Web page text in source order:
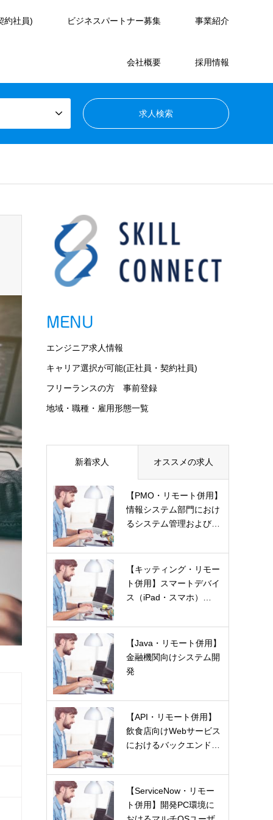
約社員) ビジネスパートナー募集 事業紹介
会社概要 採用情報
MENU
エンジニア求人情報
キャリア選択が可能(正社員・契約社員)
フリーランスの方 事前登録
地域・職種・雇用形態一覧
新着求人 オススメの求人
【PMO・リモート併用】
情報システム部門におけ
るシステム管理および…
【キッティング・リモー
ト併用】スマートデバイ
ス（iPad・スマホ）…
【Java・リモート併用】
金融機関向けシステム開
発
【API・リモート併用】
飲食店向けWebサービス
におけるバックエンド…
【ServiceNow・リモー
ト併用】開発PC環境に